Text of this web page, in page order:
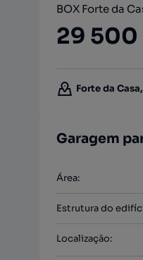
BOX Forte da
29 500
Forte da
Garagem
Área:
Estrutura do
Localização: